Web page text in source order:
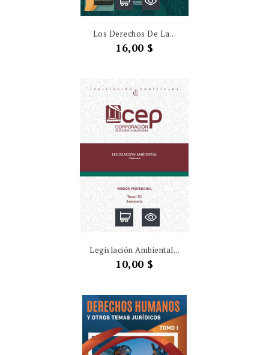
Los Derechos De La...
Precio
16,00 $
Legislación Ambiental...
Precio
10,00 $